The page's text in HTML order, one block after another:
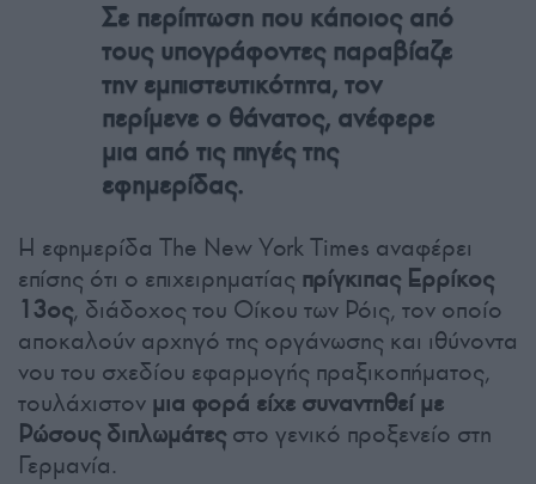
Σε περίπτωση που κάποιος από
τους υπογράφοντες παραβίαζε
την εμπιστευτικότητα, τον
περίμενε ο θάνατος, ανέφερε
μια από τις πηγές της
εφημερίδας.
Η εφημερίδα The New York Times αναφέρει
επίσης ότι ο επιχειρηματίας πρίγκιπας Ερρίκος
13ος, διάδοχος του Οίκου των Ρόις, τον οποίο
αποκαλούν αρχηγό της οργάνωσης και ιθύνοντα
νου του σχεδίου εφαρμογής πραξικοπήματος,
τουλάχιστον μια φορά είχε συναντηθεί με
Ρώσους διπλωμάτεςστο γενικό προξενείο στη
Γερμανία.